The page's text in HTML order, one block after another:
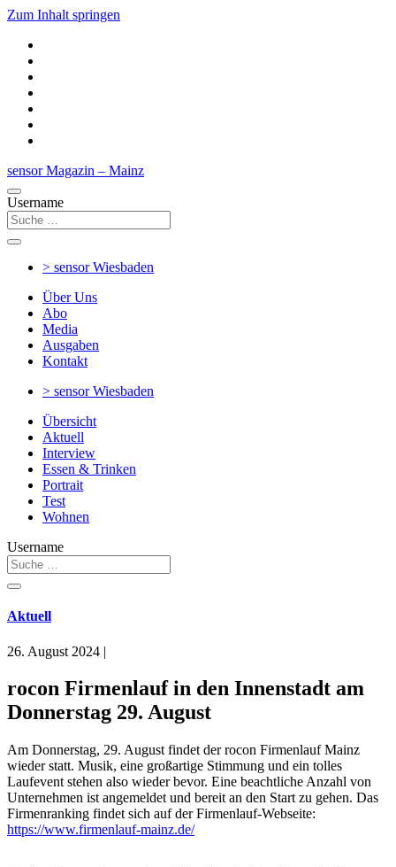
Zum Inhalt springen
sensor Magazin – Mainz
Username
> sensorWiesbaden
Über Uns
Abo
Media
Ausgaben
Kontakt
> sensorWiesbaden
Übersicht
Aktuell
Interview
Essen & Trinken
Portrait
Test
Wohnen
Username
Aktuell
26. August 2024 |
rocon Firmenlauf in den Innenstadt am
Donnerstag 29. August
Am Donnerstag, 29. August findet der rocon Firmenlauf Mainz
wieder statt. Musik, eine großartige Stimmung und ein tolles
Laufevent stehen also wieder bevor. Eine beachtliche Anzahl von
Unternehmen ist angemeldet und bereit an den Start zu gehen. Das
Firmenranking findet sich auf der Firmenlauf-Webseite:
https://www.firmenlauf-mainz.de/